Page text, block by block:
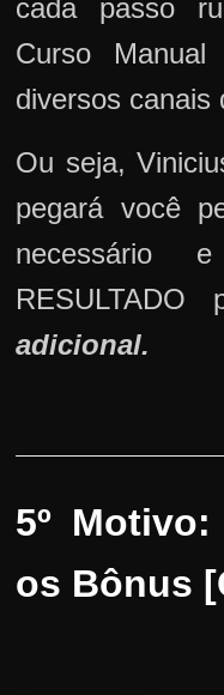
cada passo
Curso
diversos canais
Ou seja,
pegará você
necessário
RESULTADO
adicional.
5º
os Bônus